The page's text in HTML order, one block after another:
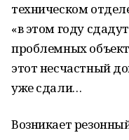
техническом
«в этом году
проблемных
этот несчастный
уже сдали…
Возникает